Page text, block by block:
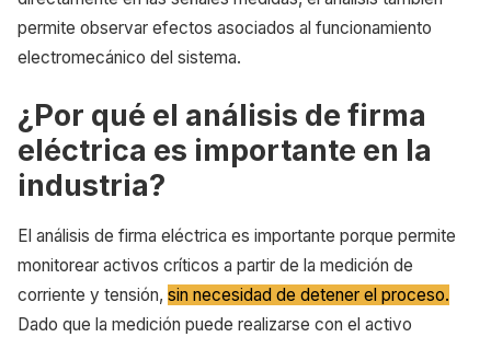
permite observar efectos asociados al funcionamiento
electromecánico del sistema.
¿Por qué el análisis de firma
eléctrica es importante en la
industria?
El análisis de firma eléctrica es importante porque permite
monitorear activos críticos a partir de la medición de
corriente y tensión, sin necesidad de detener el proceso.
Dado que la medición puede realizarse con el activo